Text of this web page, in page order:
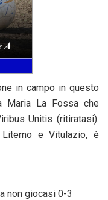
in campo in questo
Maria La Fossa che
Unitis (ritiratasi).
Literno e Vitulazio, è
non giocasi 0-3